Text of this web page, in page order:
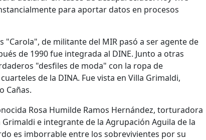
para aportar datos en procesos
"Carola", de militante del MIR pasó a ser agente de
de 1990 fue integrada al DINE. Junto a otras
"desfiles de moda" con la ropa de
de la DINA. Fue vista en Villa Grimaldi,
Cañas.
Rosa Humilde Ramos Hernández, torturadora
Grimaldi e integrante de la Agrupación Aguila de la
es imborrable entre los sobrevivientes por su